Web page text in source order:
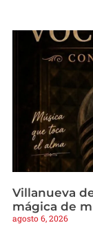
Villanueva
mágica de
agosto 6, 2026